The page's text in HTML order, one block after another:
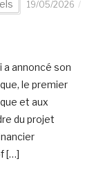
19/05/2026
a annoncé son
le premier
et aux
du projet
[…]